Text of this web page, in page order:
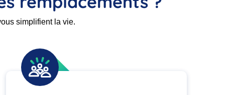
simplifient la vie.